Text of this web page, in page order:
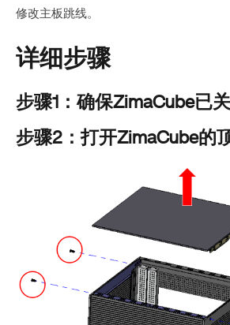
修改主板跳线。
详细步骤
步骤1：确保ZimaCube已
步骤2：打开ZimaCube的